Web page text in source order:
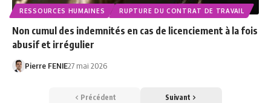
RESSOURCES HUMAINES RUPTURE DU CONTRAT DE TRAVAIL
Non cumul des indemnités en cas de licenciement à la fois
abusif et irrégulier
Pierre FENIE27 mai 2026
Précédent Suivant